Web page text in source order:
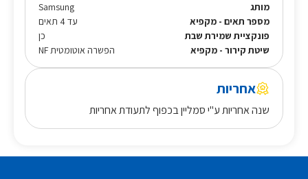
מותג
Samsung
מספר תאים - מקפיא
עד 4 תאים
פונקציית שמירת שבת
כן
שיטת קירור - מקפיא
הפשרה אוטומטית NF
אחריות
שנה אחריות ע"י סמליין בכפוף לתעודת אחריות